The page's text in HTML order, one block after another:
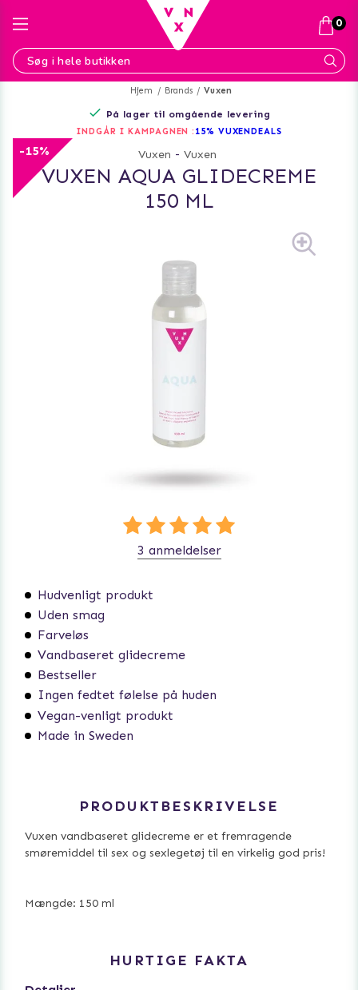
Hjem Brands Vuxen
På lager til omgående levering
INDGÅR I KAMPAGNEN : 15% VUXENDEALS
-15% Vuxen - Vuxen
VUXEN AQUA GLIDECREME
150 ML
Hudvenligt produkt
Uden smag
Farveløs
Vandbaseret glidecreme
Bestseller
Ingen fedtet følelse på huden
Vegan-venligt produkt
Made in Sweden
3 anmeldelser
PRODUKTBESKRIVELSE
Vuxen vandbaseret glidecreme er et fremragende
smøremiddel til sex og sexlegetøj til en virkelig god pris!
Mængde: 150 ml
HURTIGE FAKTA
0